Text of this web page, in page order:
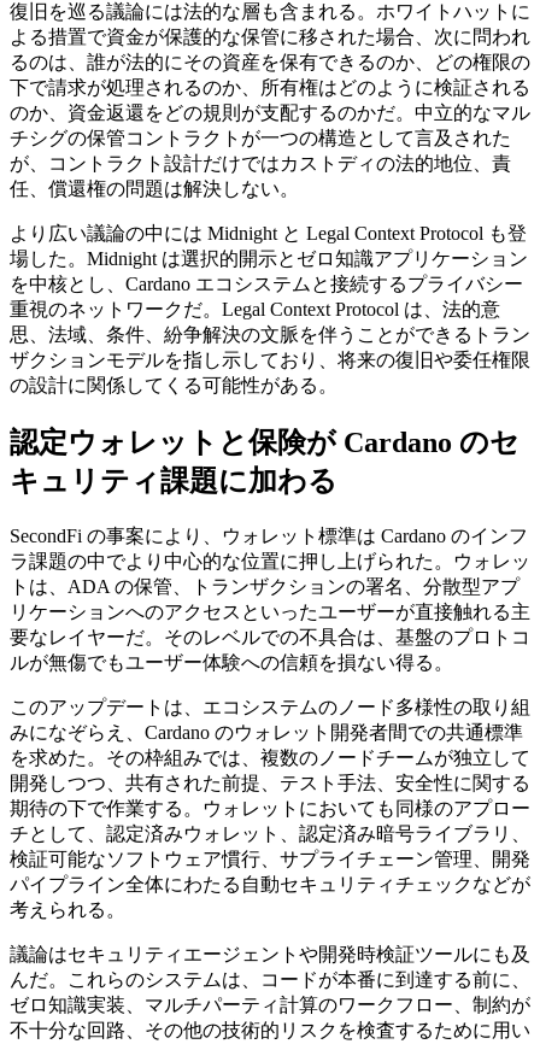
復旧を巡る議論には法的な層も含まれる。ホワイトハットに
よる措置で資金が保護的な保管に移された場合、次に問われ
るのは、誰が法的にその資産を保有できるのか、どの権限の
下で請求が処理されるのか、所有権はどのように検証される
のか、資金返還をどの規則が支配するのかだ。中立的なマル
チシグの保管コントラクトが一つの構造として言及された
が、コントラクト設計だけではカストディの法的地位、責
任、償還権の問題は解決しない。
より広い議論の中には Midnight と Legal Context Protocol も登
場した。Midnight は選択的開示とゼロ知識アプリケーション
を中核とし、Cardano エコシステムと接続するプライバシー
重視のネットワークだ。Legal Context Protocol は、法的意
思、法域、条件、紛争解決の文脈を伴うことができるトラン
ザクションモデルを指し示しており、将来の復旧や委任権限
の設計に関係してくる可能性がある。
認定ウォレットと保険が Cardano のセ
キュリティ課題に加わる
SecondFi の事案により、ウォレット標準は Cardano のインフ
ラ課題の中でより中心的な位置に押し上げられた。ウォレッ
トは、ADA の保管、トランザクションの署名、分散型アプ
リケーションへのアクセスといったユーザーが直接触れる主
要なレイヤーだ。そのレベルでの不具合は、基盤のプロトコ
ルが無傷でもユーザー体験への信頼を損ない得る。
このアップデートは、エコシステムのノード多様性の取り組
みになぞらえ、Cardano のウォレット開発者間での共通標準
を求めた。その枠組みでは、複数のノードチームが独立して
開発しつつ、共有された前提、テスト手法、安全性に関する
期待の下で作業する。ウォレットにおいても同様のアプロー
チとして、認定済みウォレット、認定済み暗号ライブラリ、
検証可能なソフトウェア慣行、サプライチェーン管理、開発
パイプライン全体にわたる自動セキュリティチェックなどが
考えられる。
議論はセキュリティエージェントや開発時検証ツールにも及
んだ。これらのシステムは、コードが本番に到達する前に、
ゼロ知識実装、マルチパーティ計算のワークフロー、制約が
不十分な回路、その他の技術的リスクを検査するために用い